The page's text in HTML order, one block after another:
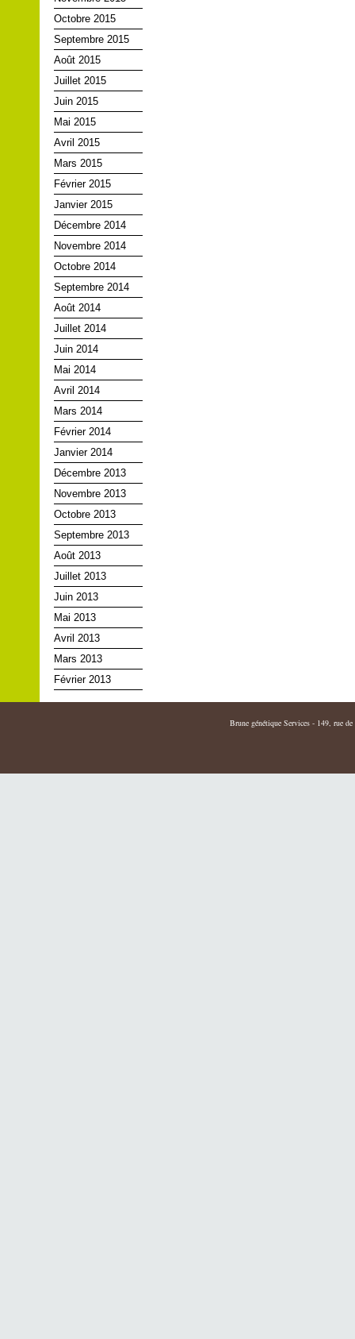
Octobre 2015
Septembre 2015
Août 2015
Juillet 2015
Juin 2015
Mai 2015
Avril 2015
Mars 2015
Février 2015
Janvier 2015
Décembre 2014
Novembre 2014
Octobre 2014
Septembre 2014
Août 2014
Juillet 2014
Juin 2014
Mai 2014
Avril 2014
Mars 2014
Février 2014
Janvier 2014
Décembre 2013
Novembre 2013
Octobre 2013
Septembre 2013
Août 2013
Juillet 2013
Juin 2013
Mai 2013
Avril 2013
Mars 2013
Février 2013
Brune génétique Services - 149, rue